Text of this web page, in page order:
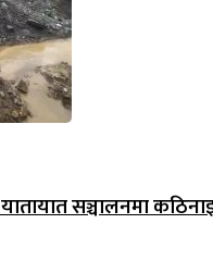
सञ्चालनमा